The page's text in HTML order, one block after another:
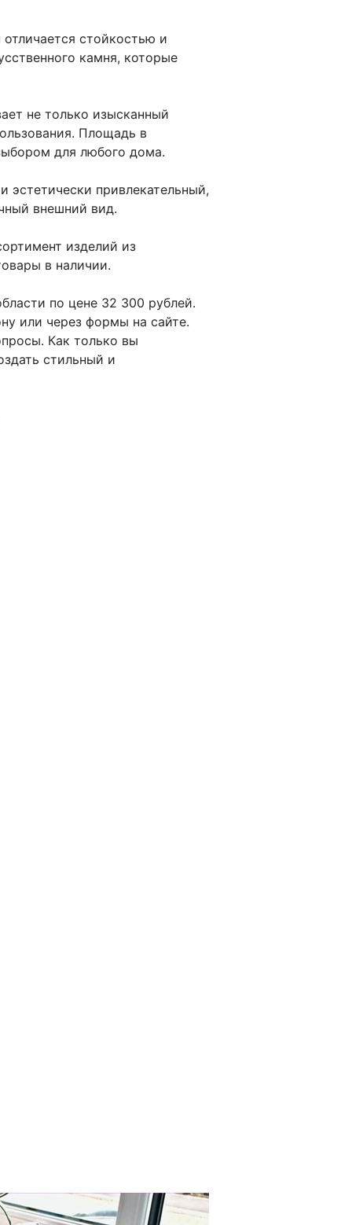
стойкостью и
камня, которые
не только изысканный
Площадь в
для любого дома.
эстетически привлекательный,
внешний вид.
изделий из
в наличии.
по цене 32 300 рублей.
или через формы на сайте.
Как только вы
стильный и